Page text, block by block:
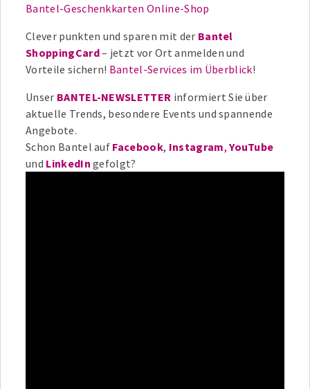
Bantel-Geschenkkarten Online-Shop
Clever punkten und sparen mit der Bantel
ShoppingCard– jetzt vor Ort anmelden und
Vorteile sichern! Bantel-Services im Überblick!
Unser BANTEL-NEWSLETTER informiert Sie über
aktuelle Trends, besondere Events und spannende
Angebote.
Schon Bantel auf Facebook, Instagram,YouTube
und LinkedIn gefolgt?